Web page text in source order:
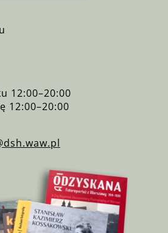
12:00–20:00
12:00–20:00